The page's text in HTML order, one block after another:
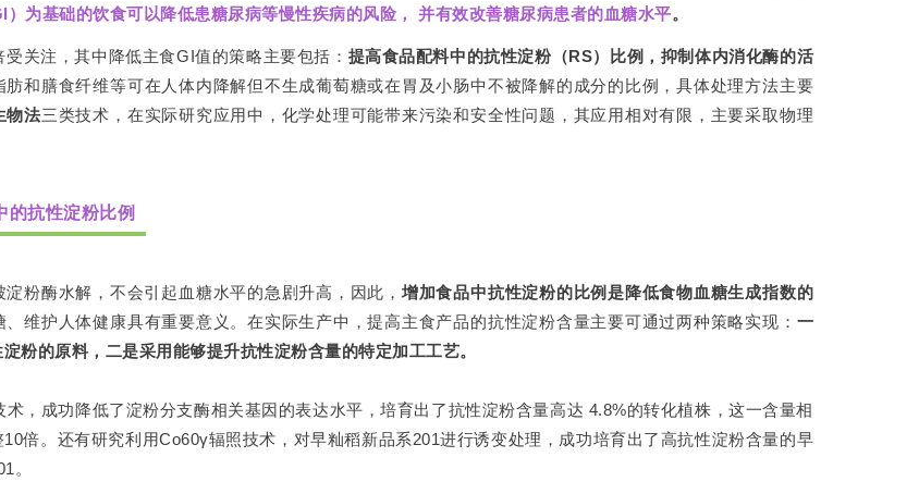
为基础的饮食可以降低患糖尿病等慢性疾病的风险， 并有效改善糖尿病患者的血糖水平。
关注，其中降低主食GI值的策略主要包括： 提高食品配料中的抗性淀粉（RS）比例，抑制体内消化酶的活
肪和膳食纤维等可在人体内降解但不生成葡萄糖或在胃及小肠中不被降解的成分的比例，具体处理方法主要
物法三类技术，在实际研究应用中，化学处理可能带来污染和安全性问题，其应用相对有限，主要采取物理
的抗性淀粉比例
粉酶水解，不会引起血糖水平的急剧升高，因此， 增加食品中抗性淀粉的比例是降低食物血糖生成指数的
、维护人体健康具有重要意义。在实际生产中，提高主食产品的抗性淀粉含量主要可通过两种策略实现： 一
粉的原料，二是采用能够提升抗性淀粉含量的特定加工工艺。
，成功降低了淀粉分支酶相关基因的表达水平，培育出了抗性淀粉含量高达 4.8%的转化植株，这一含量相
倍。还有研究利用Co60γ辐照技术，对早籼稻新品系201进行诱变处理，成功培育出了高抗性淀粉含量的早
。